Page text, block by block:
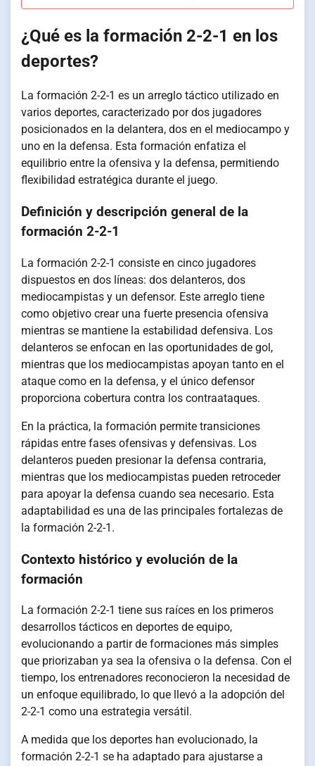
¿Qué es la formación 2-2-1 en los
deportes?
La formación 2-2-1 es un arreglo táctico utilizado en
varios deportes, caracterizado por dos jugadores
posicionados en la delantera, dos en el mediocampo y
uno en la defensa. Esta formación enfatiza el
equilibrio entre la ofensiva y la defensa, permitiendo
flexibilidad estratégica durante el juego.
Definición y descripción general de la
formación 2-2-1
La formación 2-2-1 consiste en cinco jugadores
dispuestos en dos líneas: dos delanteros, dos
mediocampistas y un defensor. Este arreglo tiene
como objetivo crear una fuerte presencia ofensiva
mientras se mantiene la estabilidad defensiva. Los
delanteros se enfocan en las oportunidades de gol,
mientras que los mediocampistas apoyan tanto en el
ataque como en la defensa, y el único defensor
proporciona cobertura contra los contraataques.
En la práctica, la formación permite transiciones
rápidas entre fases ofensivas y defensivas. Los
delanteros pueden presionar la defensa contraria,
mientras que los mediocampistas pueden retroceder
para apoyar la defensa cuando sea necesario. Esta
adaptabilidad es una de las principales fortalezas de
la formación 2-2-1.
Contexto histórico y evolución de la
formación
La formación 2-2-1 tiene sus raíces en los primeros
desarrollos tácticos en deportes de equipo,
evolucionando a partir de formaciones más simples
que priorizaban ya sea la ofensiva o la defensa. Con el
tiempo, los entrenadores reconocieron la necesidad de
un enfoque equilibrado, lo que llevó a la adopción del
2-2-1 como una estrategia versátil.
A medida que los deportes han evolucionado, la
formación 2-2-1 se ha adaptado para ajustarse a